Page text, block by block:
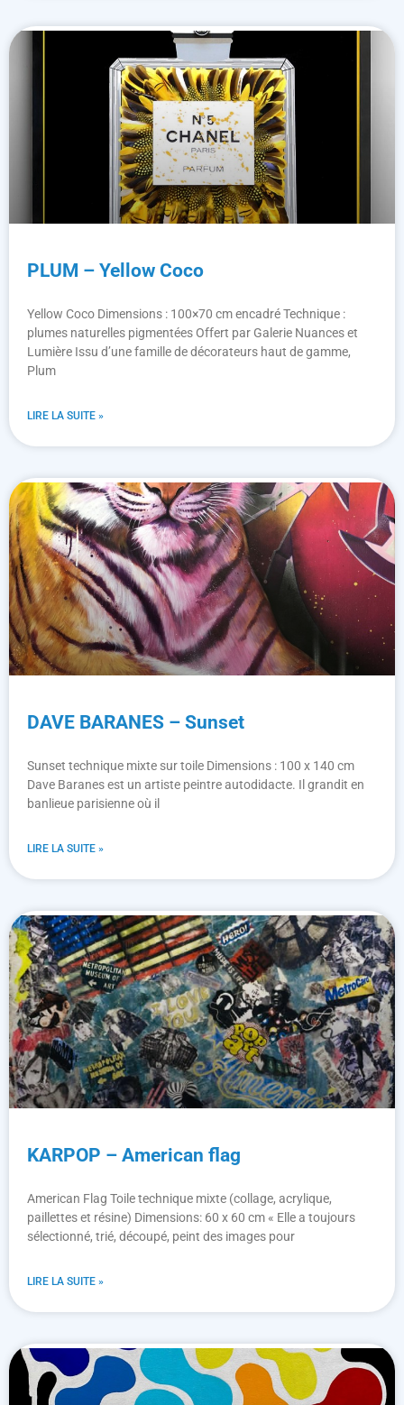
PLUM – Yellow Coco
Yellow Coco Dimensions : 100×70 cm encadré Technique :
plumes naturelles pigmentées Offert par Galerie Nuances et
Lumière Issu d’une famille de décorateurs haut de gamme,
Plum
LIRE LA SUITE »
DAVE BARANES – Sunset
Sunset technique mixte sur toile Dimensions : 100 x 140 cm
Dave Baranes est un artiste peintre autodidacte. Il grandit en
banlieue parisienne où il
LIRE LA SUITE »
KARPOP – American flag
American Flag Toile technique mixte (collage, acrylique,
paillettes et résine) Dimensions: 60 x 60 cm « Elle a toujours
sélectionné, trié, découpé, peint des images pour
LIRE LA SUITE »